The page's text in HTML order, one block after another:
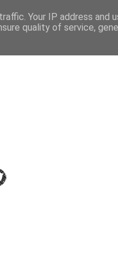
Your IP address and
quality of service,